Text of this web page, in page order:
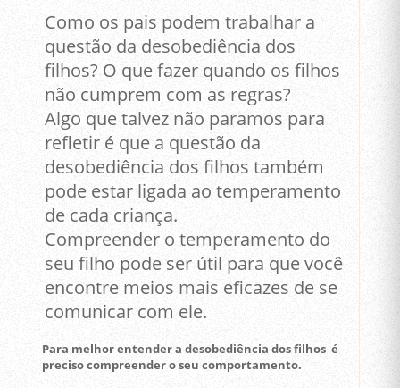
Como os pais podem trabalhar a
questão da desobediência dos
filhos? O que fazer quando os filhos
não cumprem com as regras?
Algo que talvez não paramos para
refletir é que a questão da
desobediência dos filhos também
pode estar ligada ao temperamento
de cada criança.
Compreender o temperamento do
seu filho pode ser útil para que você
encontre meios mais eficazes de se
comunicar com ele.
Para melhor entender a desobediência dos filhos é
preciso compreender o seu comportamento.